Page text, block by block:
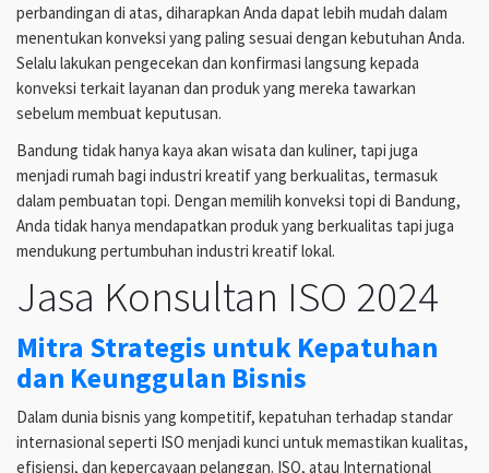
perbandingan di atas, diharapkan Anda dapat lebih mudah dalam
menentukan konveksi yang paling sesuai dengan kebutuhan Anda.
Selalu lakukan pengecekan dan konfirmasi langsung kepada
konveksi terkait layanan dan produk yang mereka tawarkan
sebelum membuat keputusan.
Bandung tidak hanya kaya akan wisata dan kuliner, tapi juga
menjadi rumah bagi industri kreatif yang berkualitas, termasuk
dalam pembuatan topi. Dengan memilih konveksi topi di Bandung,
Anda tidak hanya mendapatkan produk yang berkualitas tapi juga
mendukung pertumbuhan industri kreatif lokal.
Jasa Konsultan ISO 2024
Mitra Strategis untuk Kepatuhan
dan Keunggulan Bisnis
Dalam dunia bisnis yang kompetitif, kepatuhan terhadap standar
internasional seperti ISO menjadi kunci untuk memastikan kualitas,
efisiensi, dan kepercayaan pelanggan. ISO, atau International